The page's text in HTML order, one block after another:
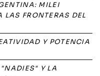
MILEI
LAS FRONTERAS DEL
Y POTENCIA
Y LA